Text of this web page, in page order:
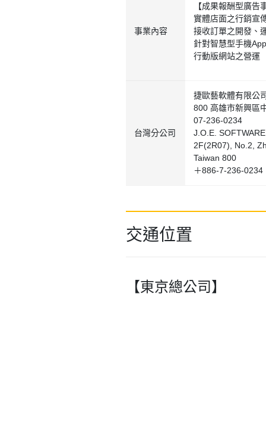
事業內容
【成果報酬型廣告
實體店面之行銷宣
接收訂單之開發、
針對智慧型手機
行動版網站之營運
台灣分公司
捷歐藝軟體有限公
800 高雄市新興區
07-236-0234
J.O.E. SOFTWARE
2F(2R07), No.2,
Taiwan 800
＋886-7-236-0234
交通位置
【東京總公司】